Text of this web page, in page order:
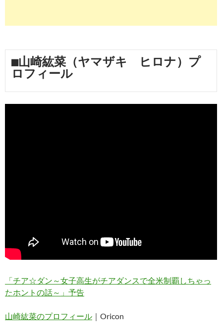
■山崎紘菜（ヤマザキ　ヒロナ）プ
ロフィール
「チア☆ダン～女子高生がチアダンスで全米制覇しちゃっ
たホントの話～」予告
山崎紘菜のプロフィール ｜Oricon